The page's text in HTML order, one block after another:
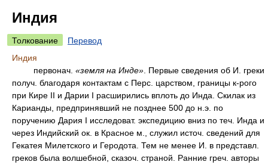
Индия
Толкование
Перевод
Индия
первонач. «земля на Инде» . Первые сведения об И. греки
получ. благодаря контактам с Перс. царством, границы к-рого
при Кире II и Дарии I расширились вплоть до Инда. Скилак из
Карианды, предпринявший не позднее 500 до н.э. по
поручению Дария I исследоват. экспедицию вниз по теч. Инда и
через Индийский ок. в Красное м., служил источ. сведений для
Гекатея Милетского и Геродота. Тем не менее И. в представл.
греков была волшебной, сказоч. страной. Ранние греч. авторы